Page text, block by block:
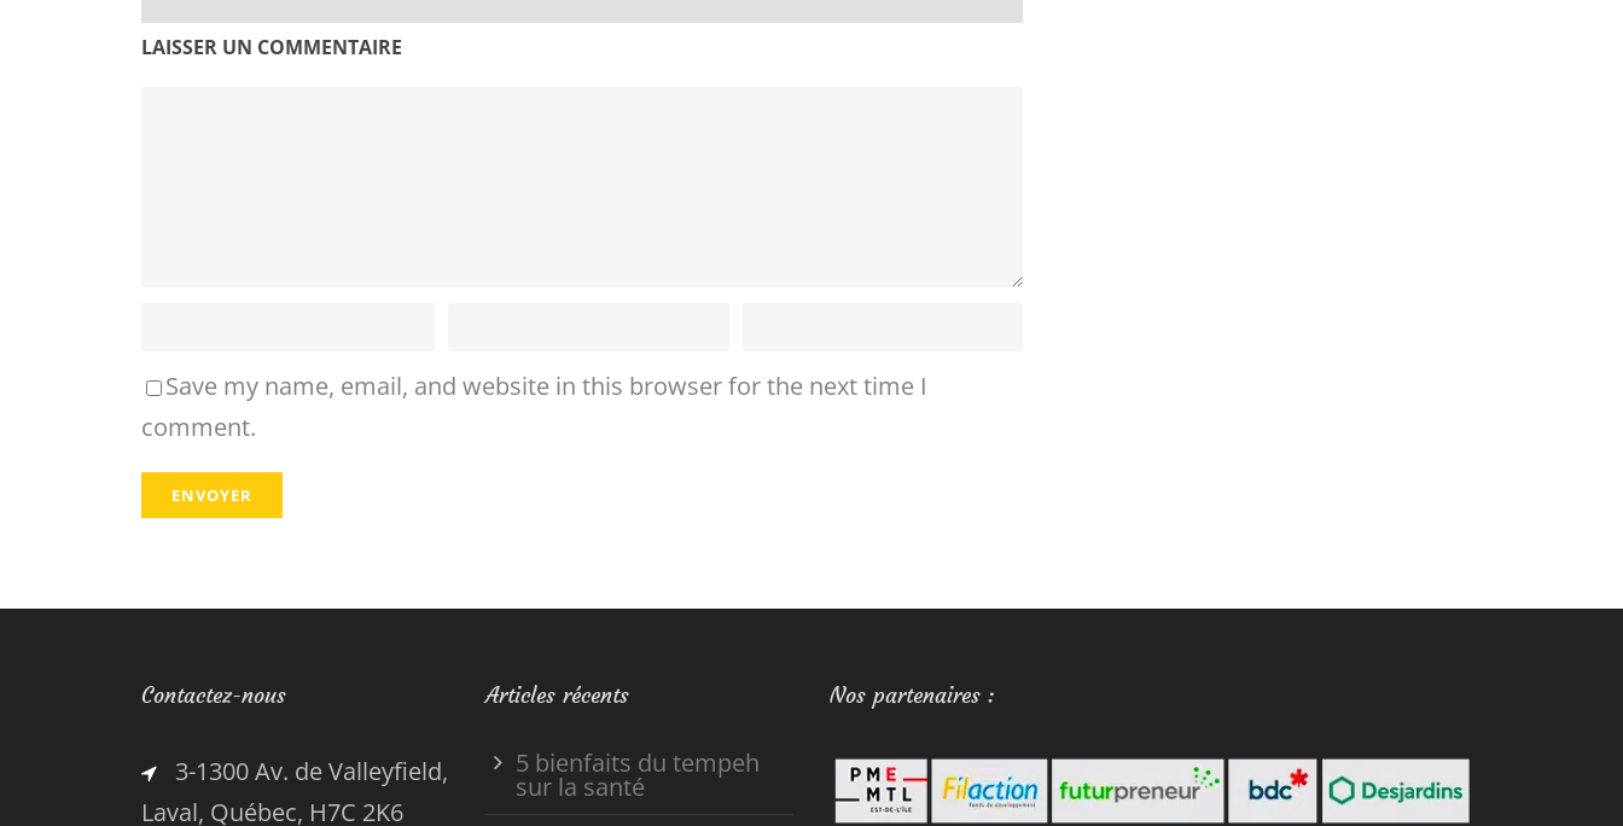
LAISSER UN COMMENTAIRE
Save my name, email, and website in this browser for the next time I
comment.
Contactez-nous
3-1300 Av. de Valleyfield,
Laval, Québec, H7C 2K6
Articles récents
5 bienfaits du tempeh
sur la santé
Nos partenaires :